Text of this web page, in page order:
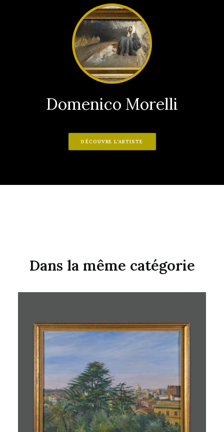
Domenico Morelli
DÉCOUVRE L'ARTISTE
Dans la même catégorie